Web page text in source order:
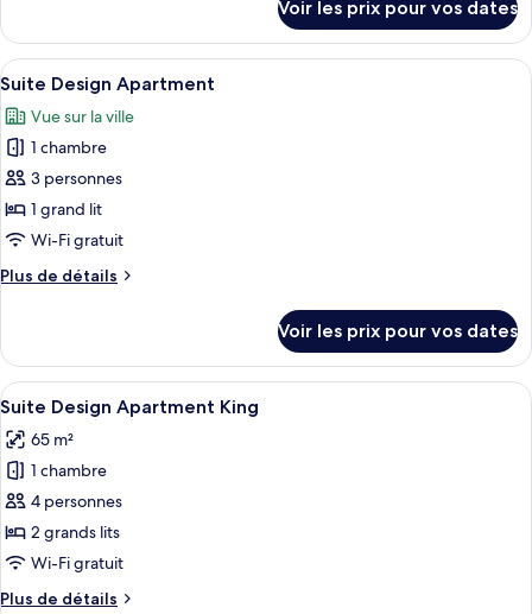
le
type
de
Loft
Junior
Suite
Voir les prix pour vos dates
Afficher
toutes
les
photos
pour
ce
type
chambre :
Apartment
Un canapé violet agrémenté d’un
9
Suite Design Apartment
Vue sur la ville
1 chambre
3 personnes
1 grand lit
Wi-Fi gratuit
Plus de détails
Plus
le
type
de
Suite
Design
Apartment
Voir les prix pour vos dates
Afficher
toutes
les
photos
pour
ce
type
Une chambre à coucher avec un lit,
22
Suite Design Apartment King
65 m²
1 chambre
4 personnes
2 grands lits
Wi-Fi gratuit
Plus de détails
Plus